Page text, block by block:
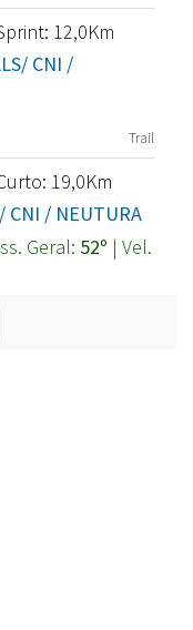
12,0Km
CNI /
Trail
19,0Km
CNI / NEUTURA
Geral: 52º | Vel.